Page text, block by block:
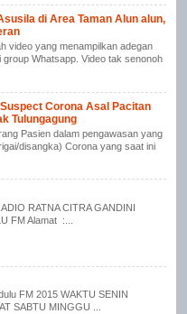
di Area Taman Alun alun,
video yang menampilkan adegan
Whatsapp. Video tak senonoh
Corona Asal Pacitan
Tulungagung
Pasien dalam pengawasan yang
disangka) Corona yang saat ini
RATNA CITRA GANDINI
FM Alamat :...
FM 2015 WAKTU SENIN
SABTU MINGGU ...